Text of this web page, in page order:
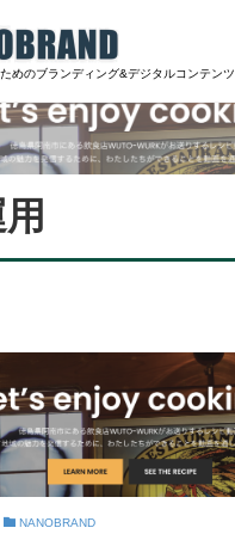
めのブランディング&デジタルコンテンツ
NANOBRAND